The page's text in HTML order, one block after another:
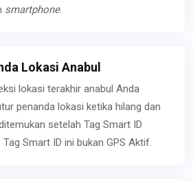
smartphone.
Lokasi Anabul
lokasi terakhir anabul Anda
penanda lokasi ketika hilang dan
setelah Tag Smart ID
Tag Smart ID ini bukan GPS Aktif.